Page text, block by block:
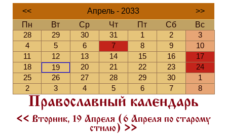
<< Апрель - 2033
>>
Пн
Вт Ср Чт Пт Сб
Вс
28
29 30 31 1 2
3
4
5 6 7 8 9
10
11
12 13 14 15 16
17
18
19 20 21 22 23
24
25
26 27 28 29 30
1
2
3 4 5 6 7 8
Православный календарь
<< Вторник, 19 Апреля (6 Апреля по старому
стилю) >>